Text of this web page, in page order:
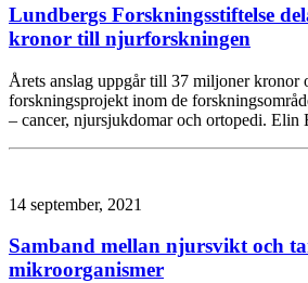
Lundbergs Forskningsstiftelse
kronor till njurforskningen
Årets anslag uppgår till 37 miljoner kronor
forskningsprojekt inom de
– cancer, njursjukdomar och ortopedi.
14 september, 2021
Samband mellan njursvikt och
mikroorganismer